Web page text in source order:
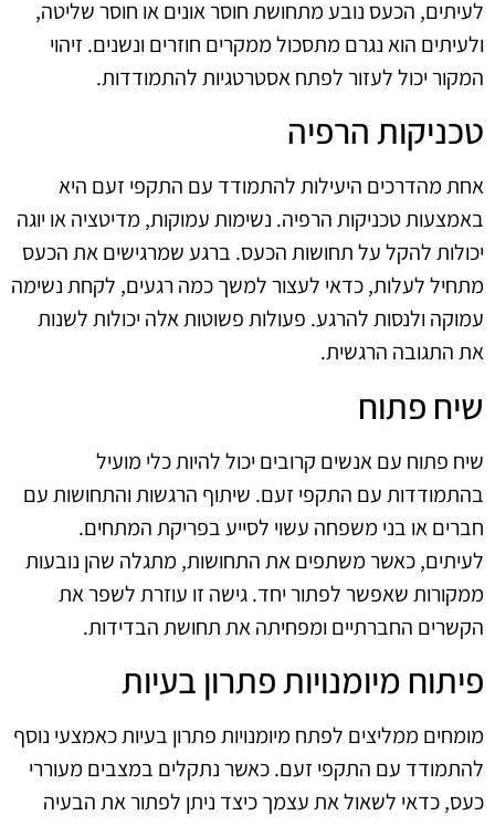
לעיתים, הכעס נובע מתחושת חוסר אונים או חוסר שליטה,
ולעיתים הוא נגרם מתסכול ממקרים חוזרים ונשנים. זיהוי
המקור יכול לעזור לפתח אסטרטגיות להתמודדות.
טכניקות הרפיה
אחת מהדרכים היעילות להתמודד עם התקפי זעם היא
באמצעות טכניקות הרפיה. נשימות עמוקות, מדיטציה או יוגה
יכולות להקל על תחושות הכעס. ברגע שמרגישים את הכעס
מתחיל לעלות, כדאי לעצור למשך כמה רגעים, לקחת נשימה
עמוקה ולנסות להרגע. פעולות פשוטות אלה יכולות לשנות
את התגובה הרגשית.
שיח פתוח
שיח פתוח עם אנשים קרובים יכול להיות כלי מועיל
בהתמודדות עם התקפי זעם. שיתוף הרגשות והתחושות עם
חברים או בני משפחה עשוי לסייע בפריקת המתחים.
לעיתים, כאשר משתפים את התחושות, מתגלה שהן נובעות
ממקורות שאפשר לפתור יחד. גישה זו עוזרת לשפר את
הקשרים החברתיים ומפחיתה את תחושת הבדידות.
פיתוח מיומנויות פתרון בעיות
מומחים ממליצים לפתח מיומנויות פתרון בעיות כאמצעי נוסף
להתמודד עם התקפי זעם. כאשר נתקלים במצבים מעוררי
כעס, כדאי לשאול את עצמך כיצד ניתן לפתור את הבעיה